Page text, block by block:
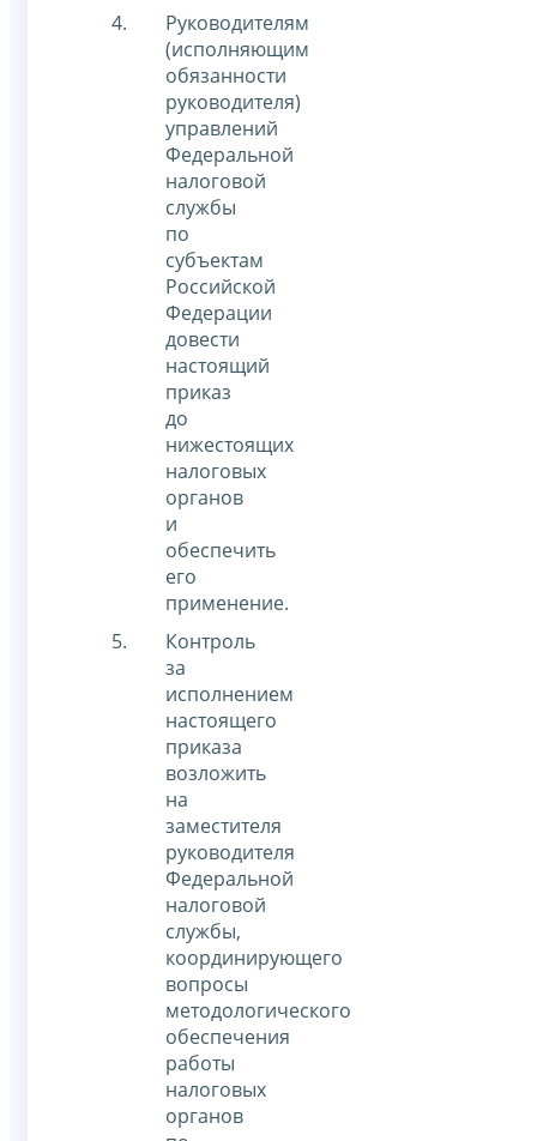
Руководителям
(исполняющим
обязанности
руководителя)
управлений
Федеральной
налоговой
службы
по
субъектам
Российской
Федерации
довести
настоящий
приказ
до
нижестоящих
налоговых
органов
и
обеспечить
его
применение.
Контроль
за
исполнением
настоящего
приказа
возложить
на
заместителя
руководителя
Федеральной
налоговой
службы,
координирующего
вопросы
методологического
обеспечения
работы
налоговых
органов